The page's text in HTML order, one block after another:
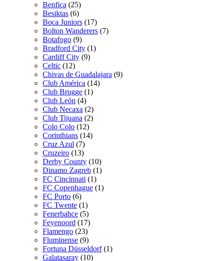
Benfica (25)
Besiktas (6)
Boca Juniors (17)
Bolton Wanderers (7)
Botafogo (9)
Bradford City (1)
Cardiff City (9)
Celtic (12)
Chivas de Guadalajara (9)
Club América (14)
Club Brugge (1)
Club León (4)
Club Necaxa (2)
Club Tijuana (2)
Colo Colo (12)
Corinthians (14)
Cruz Azul (7)
Cruzeiro (13)
Derby County (10)
Dinamo Zagreb (1)
FC Cincinnati (1)
FC Copenhague (1)
FC Porto (6)
FC Twente (1)
Fenerbahce (5)
Feyenoord (17)
Flamengo (23)
Fluminense (9)
Fortuna Düsseldorf (1)
Galatasaray (10)